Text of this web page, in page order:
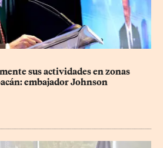
sus actividades en zonas
embajador Johnson